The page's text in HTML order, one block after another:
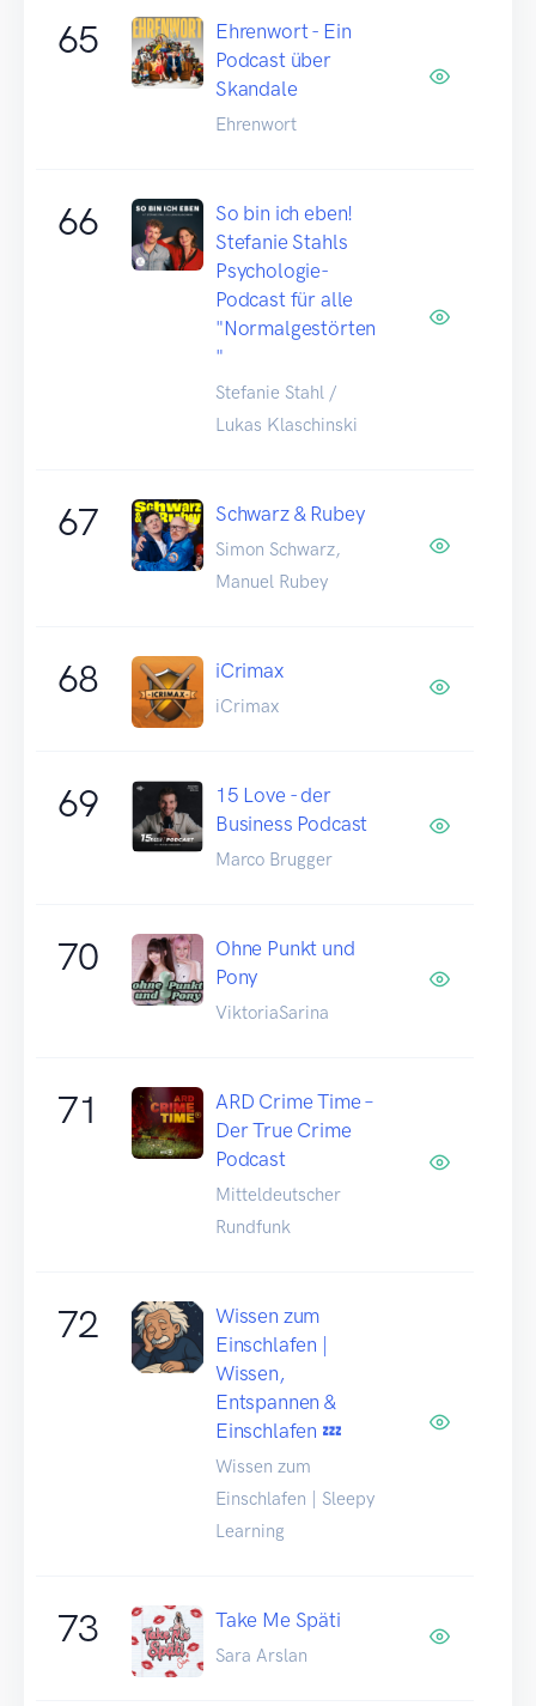
65
Ehrenwort - Ein
Podcast über
Skandale
Ehrenwort
66
So bin ich eben!
Stefanie Stahls
Psychologie-
Podcast für alle
"Normalgestörten
"
Stefanie Stahl /
Lukas Klaschinski
67 Schwarz & Rubey
Simon Schwarz,
Manuel Rubey
68 iCrimax
iCrimax
69
15 Love - der
Business Podcast
Marco Brugger
70
Ohne Punkt und
Pony
ViktoriaSarina
71
ARD Crime Time –
Der True Crime
Podcast
Mitteldeutscher
Rundfunk
72
Wissen zum
Einschlafen |
Wissen,
Entspannen &
Einschlafen 💤
Wissen zum
Einschlafen | Sleepy
Learning
73 Take Me Späti
Sara Arslan